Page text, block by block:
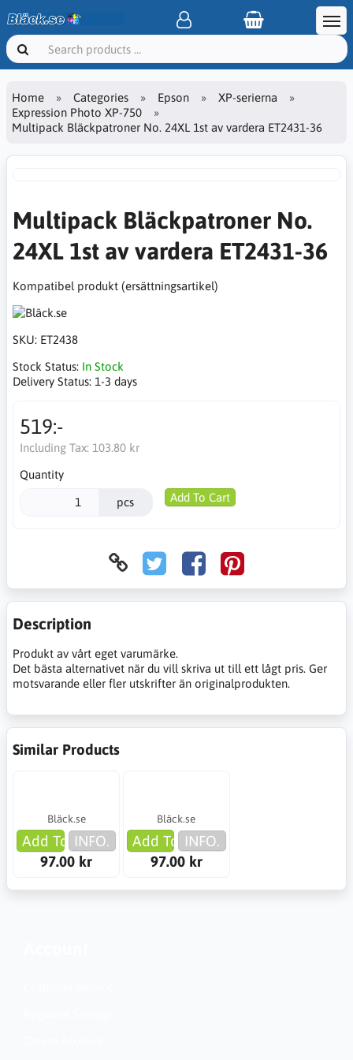
Home Categories Epson
XP-serierna
Expression Photo XP-750
Multipack Bläckpatroner No. 24XL 1st av vardera ET2431-36
Multipack Bläckpatroner No.
24XL 1st av vardera ET2431-36
Kompatibel produkt (ersättningsartikel)
SKU: ET2438
Stock Status: In Stock
Delivery Status: 1-3 days
519:-
Including Tax: 103.80 kr
Quantity
pcs Add To Cart
Description
Produkt av vårt eget varumärke.
Det bästa alternativet när du vill skriva ut till ett lågt pris. Ger
motsvarande eller fler utskrifter än originalprodukten.
Similar Products
Bläck.se
Add To Cart
INFO.
97.00 kr
Bläck.se
Add To Cart
INFO.
97.00 kr